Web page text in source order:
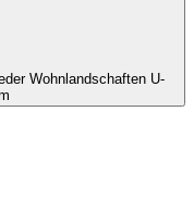
Wohnlandschaften U-